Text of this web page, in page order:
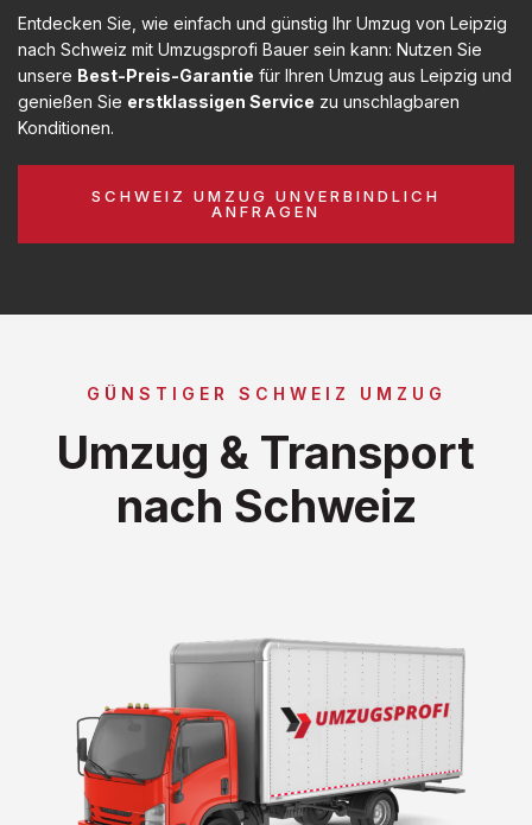
Entdecken Sie, wie einfach und günstig Ihr Umzug von Leipzig
nach Schweiz mit Umzugsprofi Bauer sein kann: Nutzen Sie
unsere Best-Preis-Garantie für Ihren Umzug aus Leipzig und
genießen Sie erstklassigen Service zu unschlagbaren
Konditionen.
SCHWEIZ UMZUG UNVERBINDLICH
ANFRAGEN
GÜNSTIGER SCHWEIZ UMZUG
Umzug & Transport
nach Schweiz